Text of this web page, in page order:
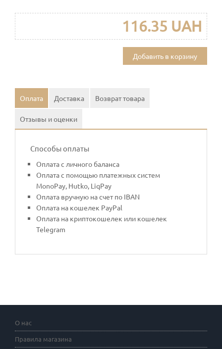
116.35 UAH
Добавить в корзину
Оплата Доставка Возврат товара
Отзывы и оценки
Способы оплаты
Оплата с личного баланса
Оплата с помощью платежных систем
MonoPay, Hutko, LiqPay
Оплата вручную на счет по IBAN
Оплата на кошелек PayPal
Оплата на криптокошелек или кошелек
Telegram
О нас
Правила магазина